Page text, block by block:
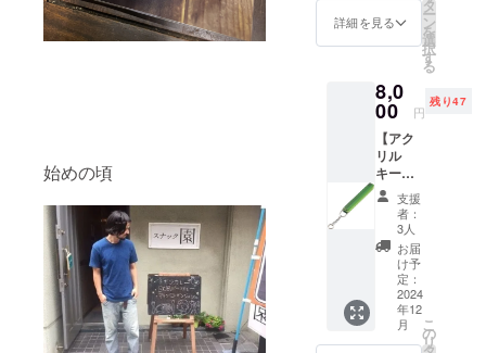
始めの頃
チャッ
トマサ
ラをお
ます。
イベン
ト限定
で販売
したと
ころ大
好評
だった
商品で
す。
色々な
料理に
一振り
すれば
劇的な
味変が
詳細を見る
タ
ー
ン
を
選
択
す
る
8,0
00 円
残り47
【アク
リル
キーホ
ル
ダー】
感謝の
気持ち
を込め
たメー
ルとア
クリル
キーホ
ルダー
支援
者：
3人
お届
け予
定：
2024
年12
月
こ
の
リ